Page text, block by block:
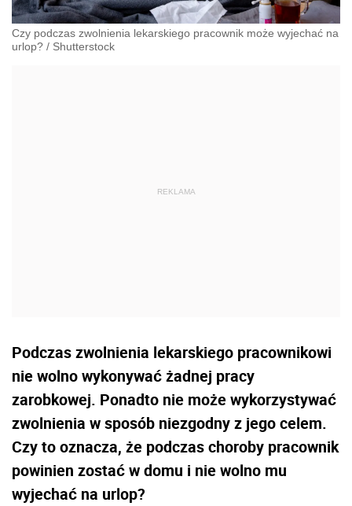
Czy podczas zwolnienia lekarskiego pracownik może wyjechać na
urlop? / Shutterstock
Podczas zwolnienia lekarskiego pracownikowi
nie wolno wykonywać żadnej pracy
zarobkowej. Ponadto nie może wykorzystywać
zwolnienia w sposób niezgodny z jego celem.
Czy to oznacza, że podczas choroby pracownik
powinien zostać w domu i nie wolno mu
wyjechać na urlop?